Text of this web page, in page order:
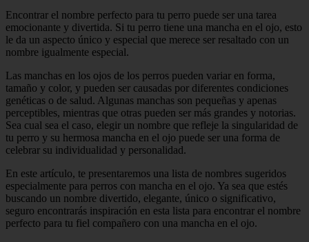
Encontrar el nombre perfecto para tu perro puede ser una tarea
emocionante y divertida. Si tu perro tiene una mancha en el ojo, esto
le da un aspecto único y especial que merece ser resaltado con un
nombre igualmente especial.
Las manchas en los ojos de los perros pueden variar en forma,
tamaño y color, y pueden ser causadas por diferentes condiciones
genéticas o de salud. Algunas manchas son pequeñas y apenas
perceptibles, mientras que otras pueden ser más grandes y notorias.
Sea cual sea el caso, elegir un nombre que refleje la singularidad de
tu perro y su hermosa mancha en el ojo puede ser una forma de
celebrar su individualidad y personalidad.
En este artículo, te presentaremos una lista de nombres sugeridos
especialmente para perros con mancha en el ojo. Ya sea que estés
buscando un nombre divertido, elegante, único o significativo,
seguro encontrarás inspiración en esta lista para encontrar el nombre
perfecto para tu fiel compañero con una mancha en el ojo.